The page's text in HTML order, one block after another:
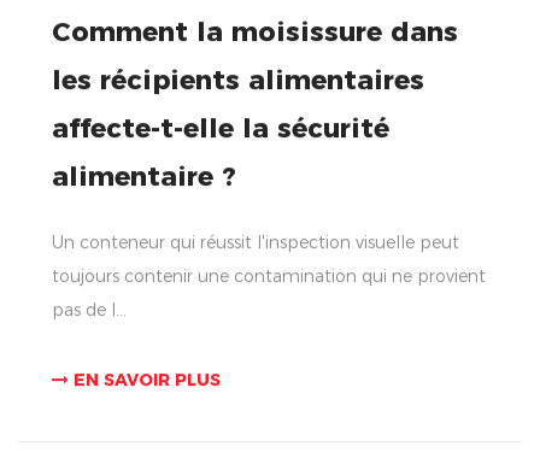
Comment la moisissure dans
les récipients alimentaires
affecte-t-elle la sécurité
alimentaire ?